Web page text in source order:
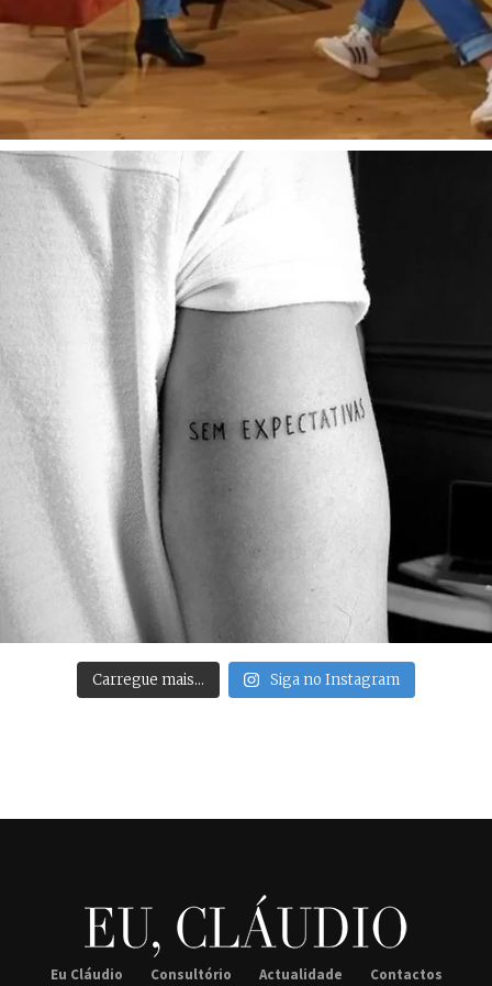
Carregue mais… Siga no Instagram
Eu Cláudio Consultório Actualidade Contactos